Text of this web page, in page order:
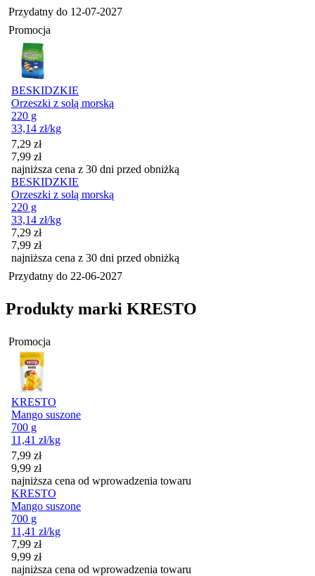
Przydatny do 12-07-2027
Promocja
BESKIDZKIE
Orzeszki z solą morską
220 g
33,14 zł/kg
Cena promocyjna
7,29 zł
7,99 zł
najniższa cena z 30 dni przed obniżką
BESKIDZKIE
Orzeszki z solą morską
220 g
33,14 zł/kg
Cena promocyjna
7,29 zł
7,99 zł
najniższa cena z 30 dni przed obniżką
Przydatny do 22-06-2027
Produkty marki KRESTO
Promocja
KRESTO
Mango suszone
700 g
11,41 zł/kg
Cena promocyjna
7,99 zł
9,99 zł
najniższa cena od wprowadzenia towaru
KRESTO
Mango suszone
700 g
11,41 zł/kg
Cena promocyjna
7,99 zł
9,99 zł
najniższa cena od wprowadzenia towaru